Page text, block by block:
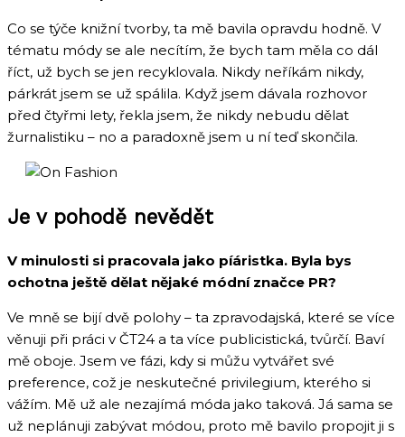
Co se týče knižní tvorby, ta mě bavila opravdu hodně. V
tématu módy se ale necítím, že bych tam měla co dál
říct, už bych se jen recyklovala. Nikdy neříkám nikdy,
párkrát jsem se už spálila. Když jsem dávala rozhovor
před čtyřmi lety, řekla jsem, že nikdy nebudu dělat
žurnalistiku – no a paradoxně jsem u ní teď skončila.
Je v pohodě nevědět
V minulosti si pracovala jako píáristka. Byla bys
ochotna ještě dělat nějaké módní značce PR?
Ve mně se bijí dvě polohy – ta zpravodajská, které se více
věnuji při práci v ČT24 a ta více publicistická, tvůrčí. Baví
mě oboje. Jsem ve fázi, kdy si můžu vytvářet své
preference, což je neskutečné privilegium, kterého si
vážím. Mě už ale nezajímá móda jako taková. Já sama se
už neplánuji zabývat módou, proto mě bavilo propojit ji s